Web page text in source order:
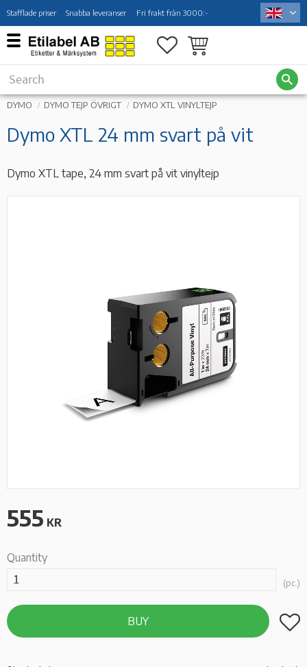
Menu
Stafflade priser Snabba leveranser Fri frakt från 3000:-
Favorites
Basket
DYMO DYMO TEJP ÖVRIGT DYMO XTL VINYLTEJP
Dymo XTL 24 mm svart på vit
Dymo XTL tape, 24 mm svart på vit vinyltejp
555 KR
Quantity
pc.
BUY Add